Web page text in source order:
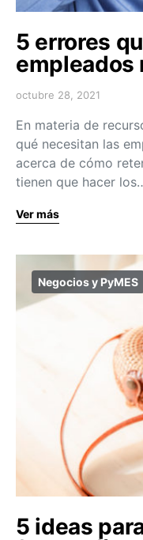
5 errores
empleados
octubre 28, 2021
En materia de
qué necesitan las
acerca de cómo
tienen que hacer
Ver más
Negocios y PyMES
5 ideas